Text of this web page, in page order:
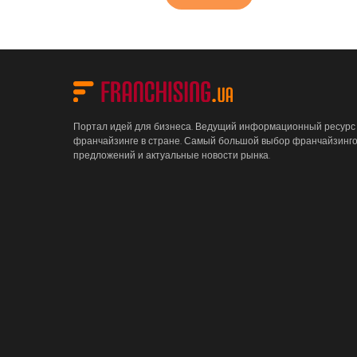
Портал идей для бизнеса. Ведущий информационный ресурс
франчайзинге в стране. Самый большой выбор
предложений и актуальные новости рынка.